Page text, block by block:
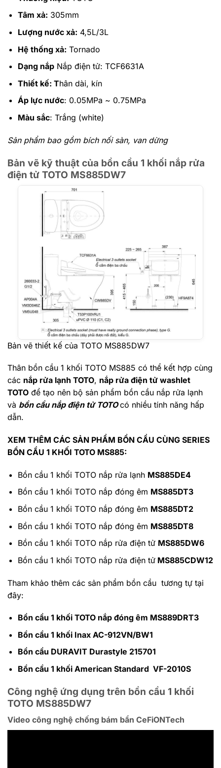
Tâm xả: 305mm
Lượng nước xả: 4,5L/3L
Hệ thống xả: Tornado
Dạng nắpNắp điện tử: TCF6631A
Thiết kế: Thân dài, kín
Áp lực nước: 0.05MPa ~ 0.75MPa
Màu sắc: Trắng (white)
Sản phẩm bao gồm bích nối sàn, van dừng
Bản vẽ kỹ thuật của bồn cầu 1 khối nắp rửa
điện tử TOTO MS885DW7
Bản vẽ thiết kế của TOTO MS885DW7
Thân bồn cầu 1 khối TOTO MS885 có thể kết hợp cùng
các nắp rửa lạnh TOTO, nắp rửa điện tử washlet
TOTO để tạo nên bộ sản phẩm bồn cầu nắp rửa lạnh
và bồn cầu nắp điện tử TOTOcó nhiều tính năng hấp
dẫn.
XEM THÊM CÁC SẢN PHẨM BỒN CẦU CÙNG SERIES
BỒN CẦU 1 KHỐI TOTO MS885:
Bồn cầu 1 khối TOTO nắp rửa lạnh MS885DE4
Bồn cầu 1 khối TOTO nắp đóng êm MS885DT3
Bồn cầu 1 khối TOTO nắp đóng êm MS885DT2
Bồn cầu 1 khối TOTO nắp đóng êm MS885DT8
Bồn cầu 1 khối TOTO nắp rửa điện tử MS885DW6
Bồn cầu 1 khối TOTO nắp rửa điện tửMS885CDW12
Tham khảo thêm các sản phẩm bồn cầu tương tự tại
đây:
Bồn cầu 1 khối TOTO nắp đóng êm MS889DRT3
Bồn cầu 1 khối Inax AC-912VN/BW1
Bồn cầu DURAVIT Durastyle 215701
Bồn cầu 1 khối American Standard VF-2010S
Công nghệ ứng dụng trên bồn cầu 1 khối
TOTO MS885DW7
Video công nghệ chống bám bẩn CeFiONTech